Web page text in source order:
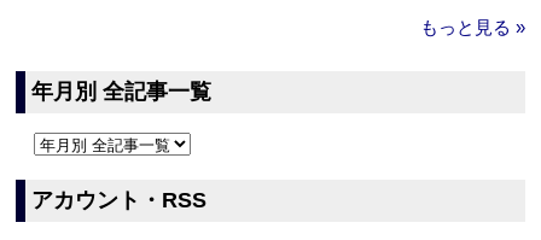
もっと見る »
年月別 全記事一覧
アカウント・RSS